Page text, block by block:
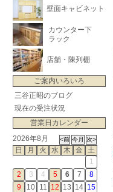
壁面キャビネット
カウンター下
ラック
店舗・陳列棚
ご案内いろいろ
三谷正昭のブログ
現在の受注状況
営業日カレンダー
2026年8月
日
月 火 水 木 金
土
1
2
3 4 5 6 7
8
9
10 11 12 13 14 15